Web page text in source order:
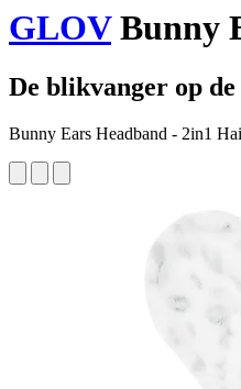
GLOVBunny
De blikvanger op
Bunny Ears Headband - 2in1